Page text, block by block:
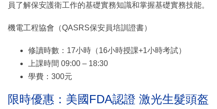
員了解保安護衛工作的基礎實務知識和掌握基礎實務技能。
機電工程協會（QASRS保安員培訓證書）
修讀時數：17小時（16小時授課+1小時考試）
上課時間 09:00 – 18:30
學費：300元
限時優惠：美國FDA認證 激光生髮頭盔